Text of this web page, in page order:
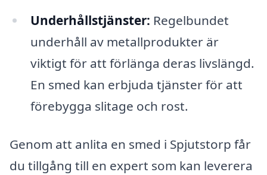
Underhållstjänster: Regelbundet
underhåll av metallprodukter är
viktigt för att förlänga deras livslängd.
En smed kan erbjuda tjänster för att
förebygga slitage och rost.
Genom att anlita en smed i Spjutstorp får
du tillgång till en expert som kan leverera